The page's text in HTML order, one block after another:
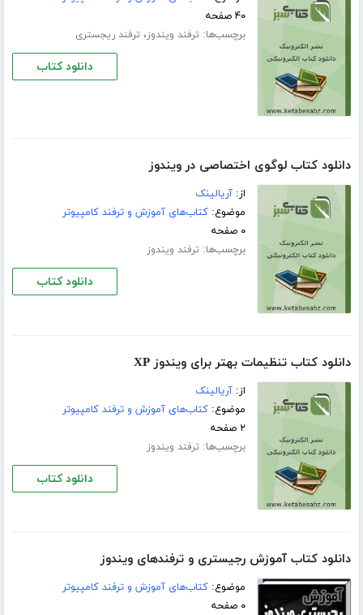
۴۰ صفحه
برچسب‌ها: ترفند ویندوز، ترفند ریجستری
دانلود کتاب
دانلود کتاب لوگوی اختصاصی در ویندوز
از:آریالینک
موضوع:کتاب‌های آموزش و ترفند کامپیوتر
۰ صفحه
برچسب‌ها: ترفند ویندوز
دانلود کتاب
دانلود کتاب تنظیمات بهتر برای ویندوز XP
از:آریالینک
موضوع:کتاب‌های آموزش و ترفند کامپیوتر
۲ صفحه
برچسب‌ها: ترفند ویندوز
دانلود کتاب
دانلود کتاب آموزش رجیستری و ترفندهای ویندوز
موضوع:کتاب‌های آموزش و ترفند کامپیوتر
۰ صفحه